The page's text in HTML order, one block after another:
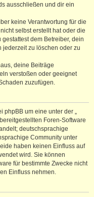
ausschließen und dir ein
keine Verantwortung für die
selbst erstellt hat oder die
dem Betreiber, dein
jederzeit zu löschen oder zu
deine Beiträge
verstoßen oder geeignet
zuzufügen.
phpBB um eine unter der „
Foren-Software
deutschsprachige
Community unter
haben keinen Einfluss auf
wird. Sie können
für bestimmte Zwecke nicht
Einfluss nehmen.